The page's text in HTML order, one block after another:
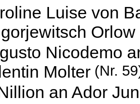
Luise von
Orlow
Nicodemo
Molter (Nr.
an Ador